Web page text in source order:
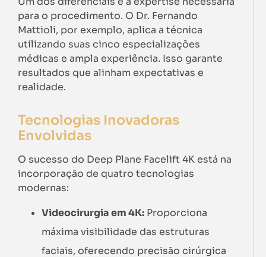
para o procedimento. O Dr. Fernando
Mattioli, por exemplo, aplica a técnica
utilizando suas cinco especializações
médicas e ampla experiência. Isso garante
resultados que alinham expectativas e
realidade.
Tecnologias Inovadoras
Envolvidas
O sucesso do Deep Plane Facelift 4K está na
incorporação de quatro tecnologias
modernas:
Videocirurgia em 4K: Proporciona
máxima visibilidade das estruturas
faciais, oferecendo precisão cirúrgica